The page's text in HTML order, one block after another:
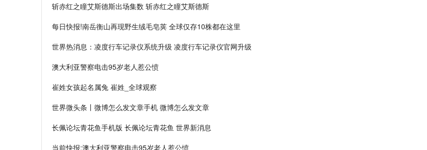
斩赤红之瞳艾斯德斯出场集数 斩赤红之瞳艾斯德斯
每日快报!南岳衡山再现野生绒毛皂荚 全球仅存10株都在这里
世界热消息：凌度行车记录仪系统升级 凌度行车记录仪官网升级
澳大利亚警察电击95岁老人惹公愤
崔姓女孩起名属兔 崔姓_全球观察
世界微头条丨微博怎么发文章手机 微博怎么发文章
长佩论坛青花鱼手机版 长佩论坛青花鱼 世界新消息
当前快报:澳大利亚警察电击95岁老人惹公愤